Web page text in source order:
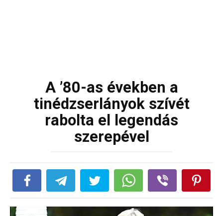
A ’80-as években a
tinédzserlányok szívét
rabolta el legendás
szerepével